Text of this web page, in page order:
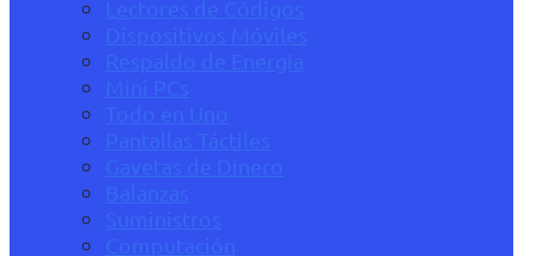
Lectores de Códigos
Dispositivos Móviles
Respaldo de Energía
Mini PCs
Todo en Uno
Pantallas Táctiles
Gavetas de Dinero
Balanzas
Suministros
Computación